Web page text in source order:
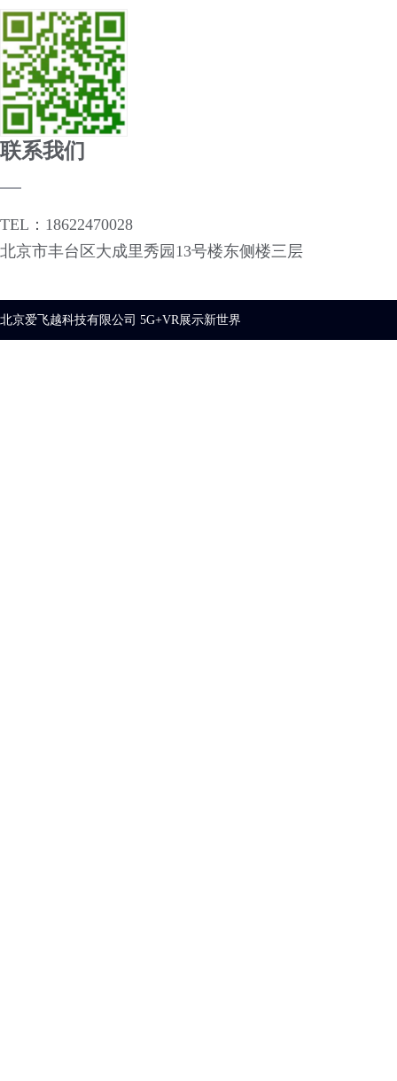
联系我们
TEL：18622470028
北京市丰台区大成里秀园13号楼东侧楼三层
北京爱飞越科技有限公司 5G+VR展示新世界